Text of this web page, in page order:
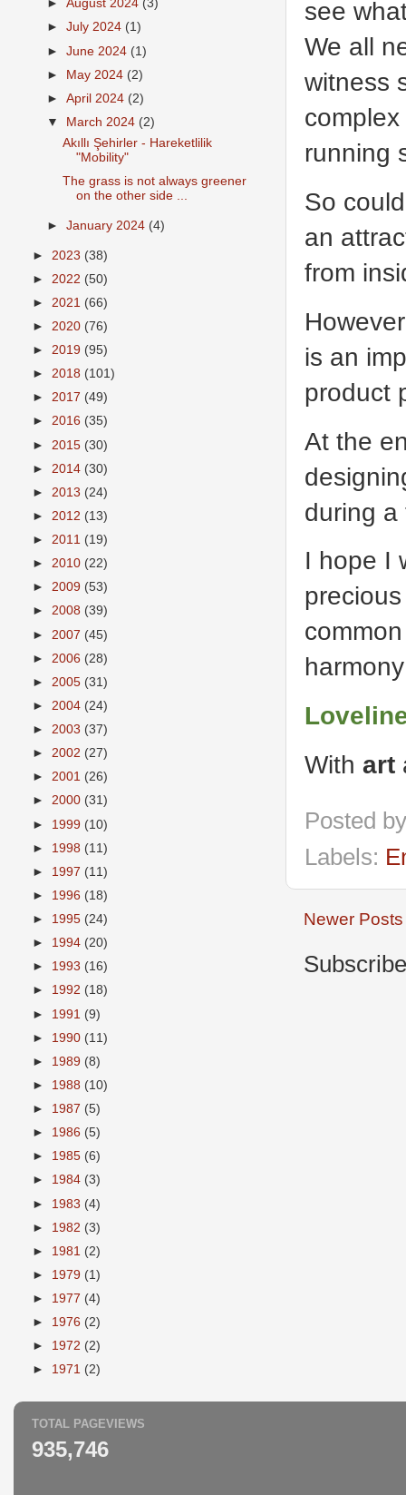
see
We all
witness
running
So
an
from
is an
product
At the
during a
I hope I
With art
Posted
Labels:
Newer Posts
►August 2024 (3)
►July 2024 (1)
►June 2024 (1)
► May 2024 (2)
►April 2024 (2)
▼
March 2024 (2)
Akıllı Şehirler - Hareketlilik
"Mobility"
The grass is not always greener
on the other side ...
►January 2024 (4)
► 2023 (38)
► 2022 (50)
► 2021 (66)
► 2020 (76)
► 2019 (95)
► 2018 (101)
► 2017 (49)
► 2016 (35)
► 2015 (30)
► 2014 (30)
► 2013 (24)
► 2012 (13)
► 2011 (19)
► 2010 (22)
► 2009 (53)
► 2008 (39)
► 2007 (45)
► 2006 (28)
► 2005 (31)
► 2004 (24)
► 2003 (37)
► 2002 (27)
► 2001 (26)
► 2000 (31)
► 1999 (10)
► 1998 (11)
► 1997 (11)
► 1996 (18)
► 1995 (24)
► 1994 (20)
► 1993 (16)
► 1992 (18)
► 1991 (9)
► 1990 (11)
► 1989 (8)
► 1988 (10)
► 1987 (5)
► 1986 (5)
► 1985 (6)
► 1984 (3)
► 1983 (4)
► 1982 (3)
► 1981 (2)
► 1979 (1)
► 1977 (4)
► 1976 (2)
► 1972 (2)
► 1971 (2)
TOTAL PAGEVIEWS
935,746